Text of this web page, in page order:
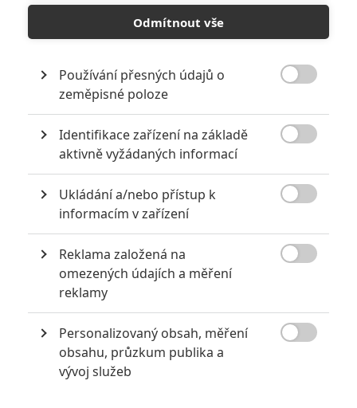
5
Recenze: Záhada strašidelného
zámku úroveň štědrovečerních
8 Recenze: Občanská válka
6
Recenze: Godzilla x Kong: Nové
impérium
8 Recenze: Opičí muž
POSLEDNÍ KOMENTOVANÉ
3ČLÁNEK | 01.08.2026 16:40
Marvel nečekaně zrušil již schválené pokračování
Odmítnout vše
Používání přesných údajů o
zeměpisné poloze
Identifikace zařízení na základě
aktivně vyžádaných informací
Ukládání a/nebo přístup k
informacím v zařízení
Reklama založená na
omezených údajích a měření
reklamy
Personalizovaný obsah, měření
obsahu, průzkum publika a
vývoj služeb